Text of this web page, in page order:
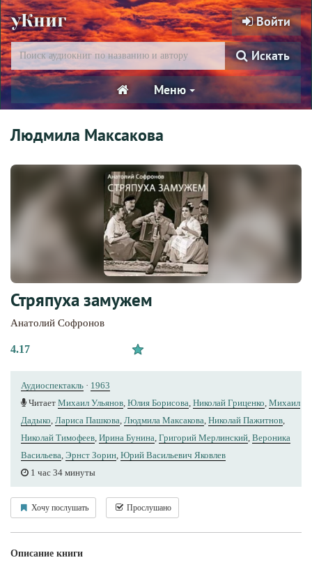
уКниг Войти
Искать
Меню
Людмила Максакова
Стряпуха замужем
Анатолий Софронов
4.17
Аудиоспектакль · 1963
Читает Михаил Ульянов Юлия Борисова Николай Гриценко Михаил
Дадыко Лариса Пашкова Людмила Максакова Николай Пажитнов
Николай Тимофеев Ирина Бунина Григорий Мерлинский Вероника
Васильева Эрнст Зорин Юрий Вacильeвич Яковлев
1 час 34 минуты
Хочу послушать Прослушано
Описание книги